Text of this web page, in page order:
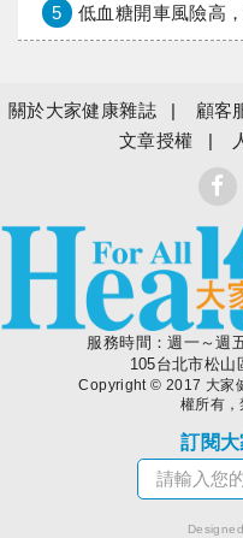
5 低血糖開車風險高
關於大家健康雜誌 顧客
文章授權
服務時間：週一～週
105台北市松山
Copyright © 2017 大家
權所有
訂閱